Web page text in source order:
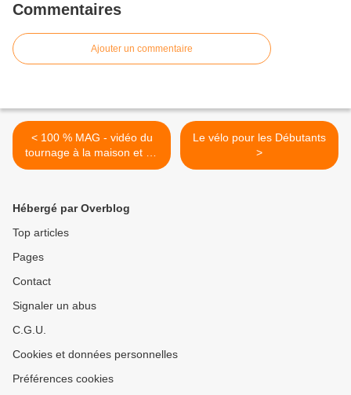
Commentaires
Ajouter un commentaire
< 100 % MAG - vidéo du
tournage à la maison et au
club
Le vélo pour les Débutants
>
Hébergé par Overblog
Top articles
Pages
Contact
Signaler un abus
C.G.U.
Cookies et données personnelles
Préférences cookies